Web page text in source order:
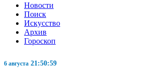
Новости
Поиск
Искусство
Архив
Гороскоп
6 августа 21:51:01